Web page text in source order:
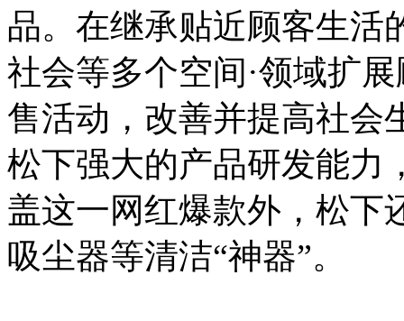
品。在继承贴近顾客生活
社会等多个空间·领域扩
售活动，改善并提高社会
松下强大的产品研发能力
盖这一网红爆款外，松下
吸尘器等清洁“神器”。